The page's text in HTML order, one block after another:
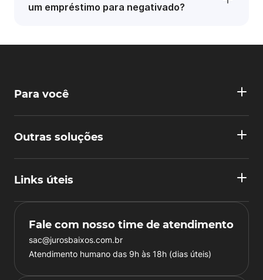
um empréstimo para negativado?
Para você
Outras soluções
Links úteis
Fale com nosso time de atendimento
sac@jurosbaixos.com.br
Atendimento humano das 9h às 18h (dias úteis)